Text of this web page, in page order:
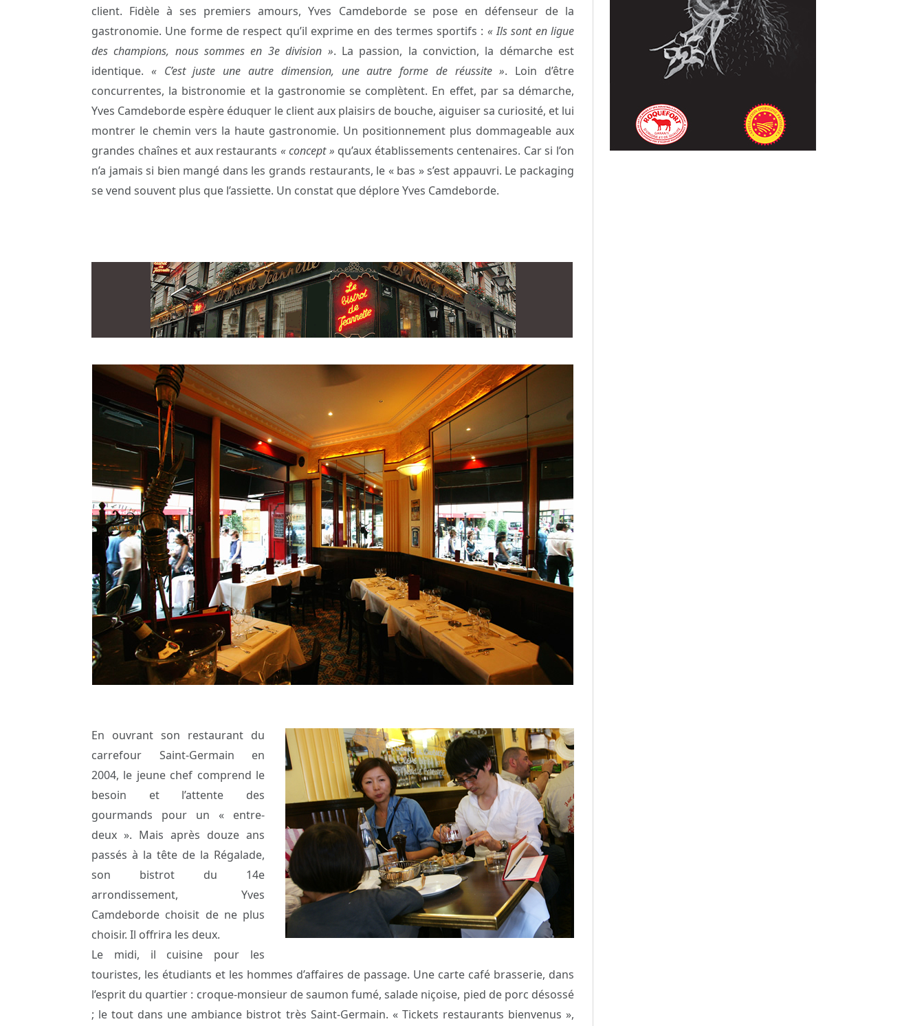
client. Fidèle à ses premiers amours, Yves Camdeborde se pose en défenseur de la
gastronomie. Une forme de respect qu’il exprime en des termes sportifs : « Ils sont en ligue
des champions, nous sommes en 3e division ». La passion, la conviction, la démarche est
identique. « C’est juste une autre dimension, une autre forme de réussite ». Loin d’être
concurrentes, la bistronomie et la gastronomie se complètent. En effet, par sa démarche,
Yves Camdeborde espère éduquer le client aux plaisirs de bouche, aiguiser sa curiosité, et lui
montrer le chemin vers la haute gastronomie. Un positionnement plus dommageable aux
grandes chaînes et aux restaurants « concept » qu’aux établissements centenaires. Car si l’on
n’a jamais si bien mangé dans les grands restaurants, le « bas » s’est appauvri. Le packaging
se vend souvent plus que l’assiette. Un constat que déplore Yves Camdeborde.
En ouvrant son restaurant du
carrefour Saint-Germain en
2004, le jeune chef comprend le
besoin et l’attente des
gourmands pour un « entre-
deux ». Mais après douze ans
passés à la tête de la Régalade,
son bistrot du 14e
arrondissement, Yves
Camdeborde choisit de ne plus
choisir. Il offrira les deux.
Le midi, il cuisine pour les
touristes, les étudiants et les hommes d’affaires de passage. Une carte café brasserie, dans
l’esprit du quartier : croque-monsieur de saumon fumé, salade niçoise, pied de porc désossé
; le tout dans une ambiance bistrot très Saint-Germain. « Tickets restaurants bienvenus »,